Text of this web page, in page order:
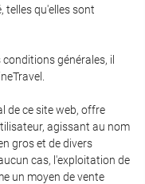
telles qu'elles sont
générales, il
de ce site web, offre
agissant au nom
gros et de divers
cas, l'exploitation de
un moyen de vente